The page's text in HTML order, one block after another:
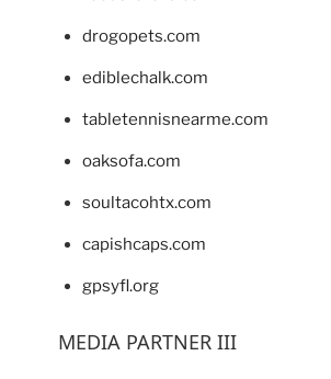
drogopets.com
ediblechalk.com
tabletennisnearme.com
oaksofa.com
soultacohtx.com
capishcaps.com
gpsyfl.org
MEDIA PARTNER III